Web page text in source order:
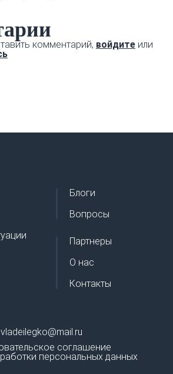
комментарий, войдите или
Блоги
Вопросы
Партнеры
О нас
Контакты
vladeilegko@mail.ru
соглашение
персональных данных